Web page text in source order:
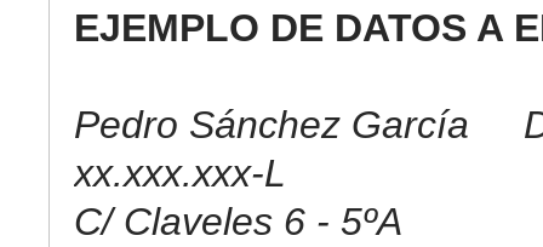
EJEMPLO DE DATOS A
Pedro Sánchez García
xx.xxx.xxx-L
C/ Claveles 6 - 5ºA